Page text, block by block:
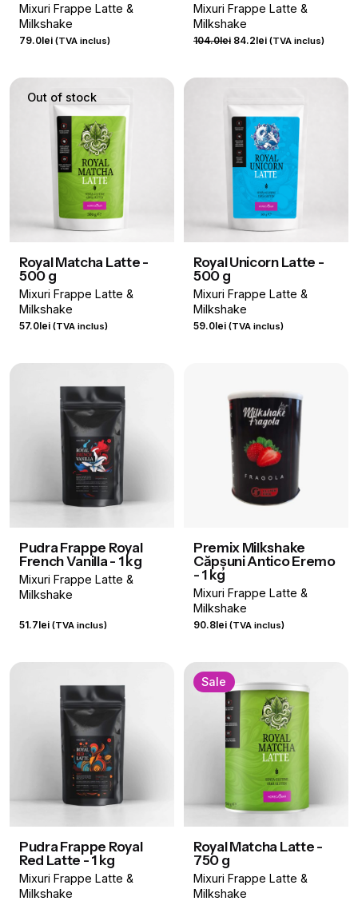
Mixuri Frappe Latte &
Milkshake
79.0lei (TVA inclus)
Mixuri Frappe Latte &
Milkshake
104.0lei Prețul
104.0lei.
84.2leiPrețul
(TVA inclus)
Out of stock
Royal Matcha Latte -
500 g
Mixuri Frappe Latte &
Milkshake
57.0lei (TVA inclus)
Royal Unicorn Latte -
500 g
Mixuri Frappe Latte &
Milkshake
59.0lei (TVA inclus)
Pudra Frappe Royal
French Vanilla - 1 kg
Mixuri Frappe Latte &
Milkshake
51.7lei (TVA inclus)
Premix Milkshake
Căpșuni Antico Eremo
- 1 kg
Mixuri Frappe Latte &
Milkshake
90.8lei (TVA inclus)
Pudra Frappe Royal
Red Latte - 1 kg
Mixuri Frappe Latte &
Milkshake
Sale
Royal Matcha Latte -
750 g
Mixuri Frappe Latte &
Milkshake